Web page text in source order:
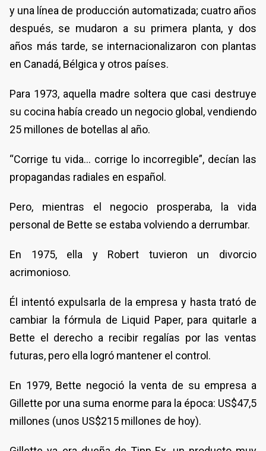
y una línea de producción automatizada; cuatro años
después, se mudaron a su primera planta, y dos
años más tarde, se internacionalizaron con plantas
en Canadá, Bélgica y otros países.
Para 1973, aquella madre soltera que casi destruye
su cocina había creado un negocio global, vendiendo
25 millones de botellas al año.
“Corrige tu vida... corrige lo incorregible”, decían las
propagandas radiales en español.
Pero, mientras el negocio prosperaba, la vida
personal de Bette se estaba volviendo a derrumbar.
En 1975, ella y Robert tuvieron un divorcio
acrimonioso.
Él intentó expulsarla de la empresa y hasta trató de
cambiar la fórmula de Liquid Paper, para quitarle a
Bette el derecho a recibir regalías por las ventas
futuras, pero ella logró mantener el control.
En 1979, Bette negoció la venta de su empresa a
Gillette por una suma enorme para la época: US$47,5
millones (unos US$215 millones de hoy).